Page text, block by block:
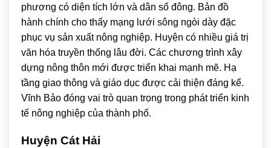
phương có diện tích lớn và dân số đông. Bản đồ
hành chính cho thấy mạng lưới sông ngòi dày đặc
phục vụ sản xuất nông nghiệp. Huyện có nhiều giá trị
văn hóa truyền thống lâu đời. Các chương trình xây
dựng nông thôn mới được triển khai mạnh mẽ. Hạ
tầng giao thông và giáo dục được cải thiện đáng kể.
Vĩnh Bảo đóng vai trò quan trọng trong phát triển kinh
tế nông nghiệp của thành phố.
Huyện Cát Hải